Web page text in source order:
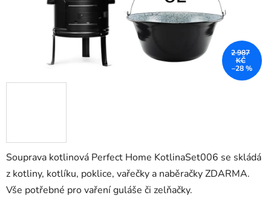
Souprava kotlinová Perfect Home KotlinaSet006 se skládá
z kotliny, kotlíku, poklice, vařečky a naběračky ZDARMA.
Vše potřebné pro vaření guláše či zelňačky.
2 987
KČ
–28 %